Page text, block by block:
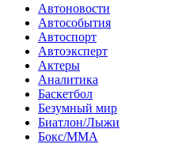
Автоновости
Автособытия
Автоспорт
Автоэксперт
Актеры
Аналитика
Баскетбол
Безумный мир
Биатлон/Лыжи
Бокс/MMA